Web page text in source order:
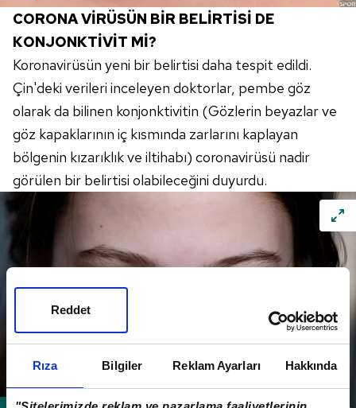
Rıza Bilgiler Reklam Ayarları Hakkında
Reddet
CORONA VİRÜSÜN BİR BELİRTİSİ DE
KONJONKTİVİT Mİ?
Koronavirüsün yeni bir belirtisi daha tespit edildi.
Çin'deki verileri inceleyen doktorlar, pembe göz
olarak da bilinen konjonktivitin (Gözlerin beyazlar ve
göz kapaklarının iç kısmında zarlarını kaplayan
bölgenin kızarıklık ve iltihabı) coronavirüsü nadir
görülen bir belirtisi olabileceğini duyurdu.